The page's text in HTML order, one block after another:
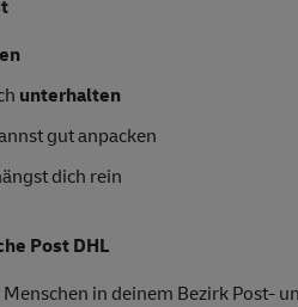
unterhalten
gut anpacken
dich rein
Post DHL
in deinem Bezirk Post-